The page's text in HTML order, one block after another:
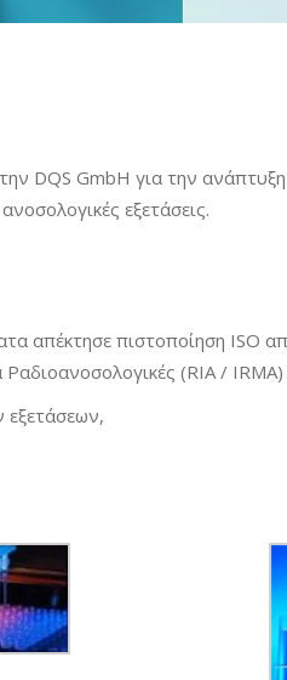
DQS GmbH για την
εξετάσεις.
απέκτησε πιστοποίηση ISO
(RIA / IRMA)
εξετάσεων,